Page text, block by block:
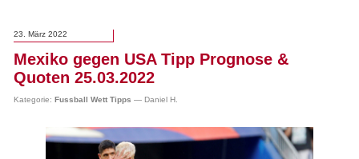
23. März 2022
Mexiko gegen USA Tipp Prognose &
Quoten 25.03.2022
Kategorie:Fussball Wett Tipps — Daniel H.